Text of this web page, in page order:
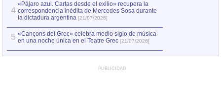
4
«Pájaro azul. Cartas desde el exilio» recupera la
correspondencia inédita de Mercedes Sosa durante
la dictadura argentina [21/07/2026]
5 «Cançons del Grec» celebra medio siglo de música
en una noche única en el Teatre Grec [21/07/2026]
PUBLICIDAD